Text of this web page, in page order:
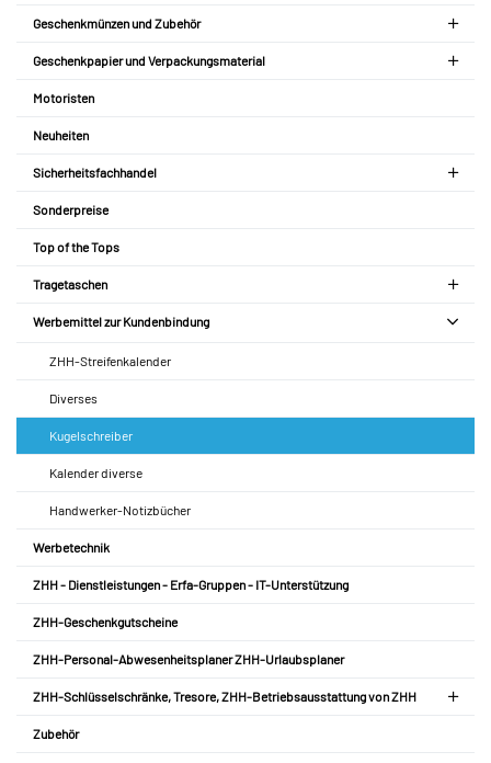
Geschenkmünzen und Zubehör
Geschenkpapier und Verpackungsmaterial
Motoristen
Neuheiten
Sicherheitsfachhandel
Sonderpreise
Top of the Tops
Tragetaschen
Werbemittel zur Kundenbindung
ZHH-Streifenkalender
Diverses
Kugelschreiber
Kalender diverse
Handwerker-Notizbücher
Werbetechnik
ZHH - Dienstleistungen - Erfa-Gruppen - IT-Unterstützung
ZHH-Geschenkgutscheine
ZHH-Personal-Abwesenheitsplaner ZHH-Urlaubsplaner
ZHH-Schlüsselschränke, Tresore, ZHH-Betriebsausstattung von ZHH
Zubehör